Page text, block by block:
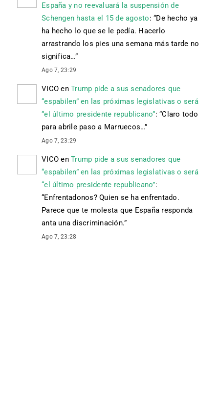
España y no reevaluará la suspensión de
Schengen hasta el 15 de agosto: “De hecho ya
ha hecho lo que se le pedía. Hacerlo
arrastrando los pies una semana más tarde no
significa…”
Ago 7, 23:29
VICO en Trump pide a sus senadores que
“espabilen” en las próximas legislativas o será
“el último presidente republicano”: “Claro todo
para abrile paso a Marruecos…”
Ago 7, 23:29
VICO en Trump pide a sus senadores que
“espabilen” en las próximas legislativas o será
“el último presidente republicano”:
“Enfrentadonos? Quien se ha enfrentado.
Parece que te molesta que España responda
anta una discriminación.”
Ago 7, 23:28